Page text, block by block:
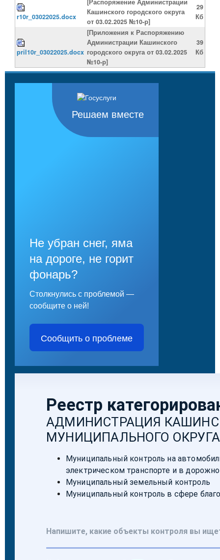
r10r_03022025.docx
[Распоряжение Администрации
Кашинского городского округа
от 03.02.2025 №10-р]
29
Кб
pril10r_03022025.docx
[Приложения к Распоряжению
Администрации Кашинского
городского округа от 03.02.2025
№10-р]
39
Кб
Решаем вместе
Не убран снег, яма
на дороге, не горит
фонарь?
Столкнулись с проблемой —
сообщите о ней!
Сообщить о проблеме